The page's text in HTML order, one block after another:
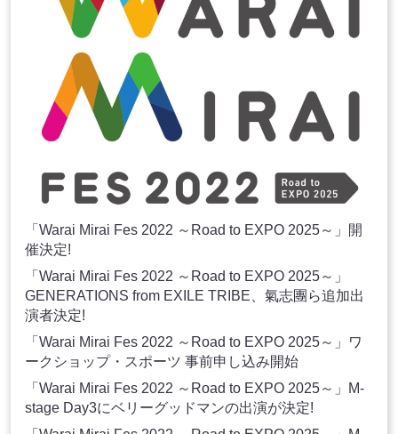
「Warai Mirai Fes 2022 ～Road to EXPO 2025～」開
催決定!
「Warai Mirai Fes 2022 ～Road to EXPO 2025～」
GENERATIONS from EXILE TRIBE、氣志團ら追加出
演者決定!
「Warai Mirai Fes 2022 ～Road to EXPO 2025～」ワ
ークショップ・スポーツ 事前申し込み開始
「Warai Mirai Fes 2022 ～Road to EXPO 2025～」M-
stage Day3にベリーグッドマンの出演が決定!